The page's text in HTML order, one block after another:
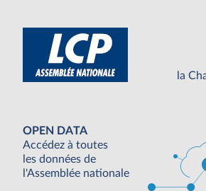
la
OPEN DATA
Accédez à toutes
les données de
l'Assemblée nationale